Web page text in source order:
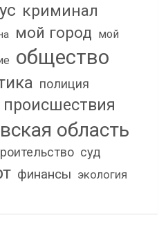
криминал
мой город мой
общество
полиция
происшествия
область
суд
финансы экология